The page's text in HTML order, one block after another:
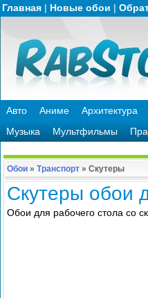
Главная | Новые обои |
Авто Аниме Архитектура
Музыка
Мультфильмы
Обои » Транспорт » Скутеры
Скутеры обои
Обои для рабочего стола со